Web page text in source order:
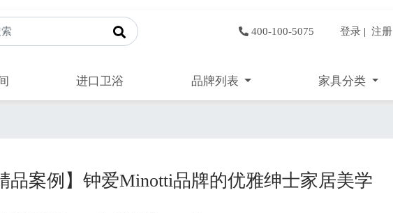
400-100-5075 登录 |注册
进口卫浴 品牌列表 家具分类
品案例】钟爱Minotti品牌的优雅绅士家居美学